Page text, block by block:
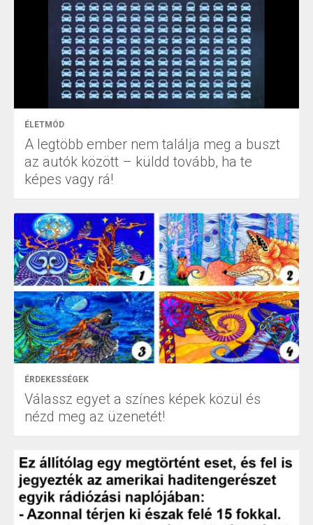
ÉLETMÓD
A legtöbb ember nem találja meg a buszt
az autók között – küldd tovább, ha te
képes vagy rá!
ÉRDEKESSÉGEK
Válassz egyet a színes képek közül és
nézd meg az üzenetét!